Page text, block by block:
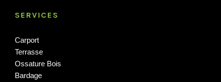
SERVICES
Carport
Terrasse
Ossature Bois
Bardage